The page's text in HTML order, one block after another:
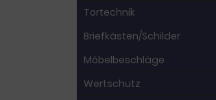
Tortechnik
Briefkästen/Schilder
Möbelbeschläge
Wertschutz